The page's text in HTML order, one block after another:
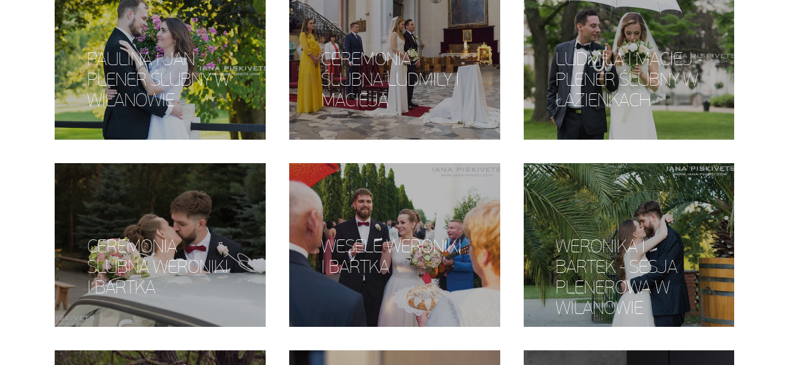
PAULINA I JAN -
PLENER ŚLUBNY W
WILANOWIE
CEREMONIA
ŚLUBNA LUDMILY I
MACIEJA
LUDMILA I MACIEJ -
PLENER ŚLUBNY W
ŁAZIENKACH
CEREMONIA
ŚLUBNA WERONIKI
I BARTKA
WESELE WERONIKI
I BARTKA
WERONIKA I
BARTEK - SESJA
PLENEROWA W
WILANOWIE